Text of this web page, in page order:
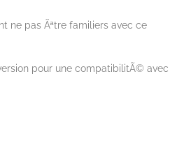
ne pas Ãªtre familiers avec ce
pour une compatibilitÃ© avec